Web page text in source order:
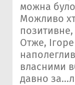
можна
Можливо
Отже,
власними
давно